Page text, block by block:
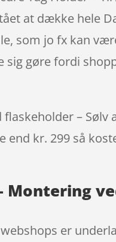
at dække hele
som jo fx kan
sig gøre fordi
– Sølv
kr. 299 så
Montering
er